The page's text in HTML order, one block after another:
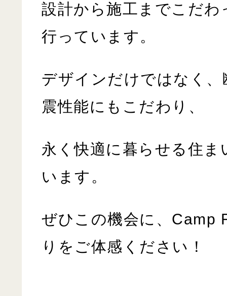
設計から施工までこだわ
行っています。
デザインだけではなく、
震性能にもこだわり、
永く快適に暮らせる住ま
います。
ぜひこの機会に、 Camp
りをご体感ください！